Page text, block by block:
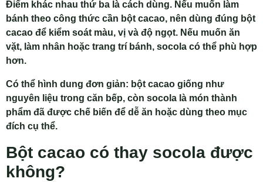
Điểm khác nhau thứ ba là cách dùng. Nếu muốn làm
bánh theo công thức cần bột cacao, nên dùng đúng bột
cacao để kiểm soát màu, vị và độ ngọt. Nếu muốn ăn
vặt, làm nhân hoặc trang trí bánh, socola có thể phù hợp
hơn.
Có thể hình dung đơn giản: bột cacao giống như
nguyên liệu trong căn bếp, còn socola là món thành
phẩm đã được chế biến để dễ ăn hoặc dùng theo mục
đích cụ thể.
Bột cacao có thay socola được
không?